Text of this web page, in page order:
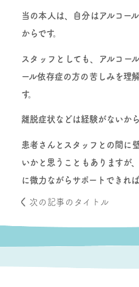
当の本人は、自分はアルコー
からです。
スタッフとしても、アルコー
ール依存症の方の苦しみを理
す。
離脱症状などは経験がないから
患者さんとスタッフとの間に
いかと思うこともありますが
に微力ながらサポートできれば
次の記事のタイトル